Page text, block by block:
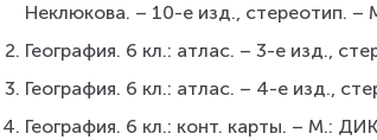
Неклюкова. – 10-е изд., стереотип.
География. 6 кл.: атлас. – 3-е изд.,
География. 6 кл.: атлас. – 4-е изд.,
География. 6 кл.: конт. карты. – М.: